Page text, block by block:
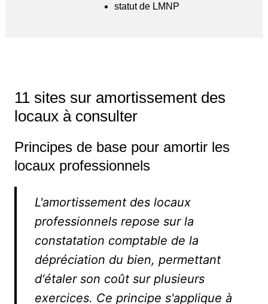
statut de LMNP
11 sites sur amortissement des
locaux à consulter
Principes de base pour amortir les
locaux professionnels
L'amortissement des locaux
professionnels repose sur la
constatation comptable de la
dépréciation du bien, permettant
d'étaler son coût sur plusieurs
exercices. Ce principe s'applique à